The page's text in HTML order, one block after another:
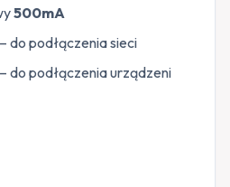
500mA
do podłączenia sieci
do podłączenia urządzeni